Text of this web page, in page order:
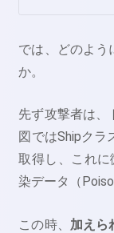
では、どのよう
か。
先ず攻撃者は、
図ではShipクラ
取得し、これ
染データ（
この時、 加えら